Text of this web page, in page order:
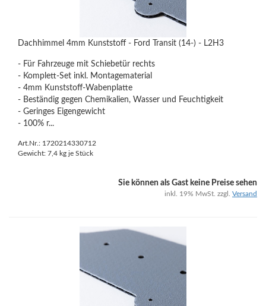
Dachhimmel 4mm Kunststoff - Ford Transit (14-) - L2H3
- Für Fahrzeuge mit Schiebetür rechts
- Komplett-Set inkl. Montagematerial
- 4mm Kunststoff-Wabenplatte
- Beständig gegen Chemikalien, Wasser und Feuchtigkeit
- Geringes Eigengewicht
- 100% r...
Art.Nr.: 1720214330712
Gewicht: 7,4 kg je Stück
Sie können als Gast keine Preise sehen
inkl. 19% MwSt. zzgl. Versand